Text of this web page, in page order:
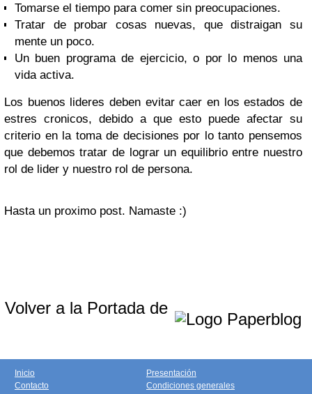
Tomarse el tiempo para comer sin preocupaciones.
Tratar de probar cosas nuevas, que distraigan su
mente un poco.
Un buen programa de ejercicio, o por lo menos una
vida activa.
Los buenos lideres deben evitar caer en los estados de
estres cronicos, debido a que esto puede afectar su
criterio en la toma de decisiones por lo tanto pensemos
que debemos tratar de lograr un equilibrio entre nuestro
rol de lider y nuestro rol de persona.
Hasta un proximo post. Namaste :)
Volver a la Portada de
Inicio
Contacto
Presentación
Condiciones generales